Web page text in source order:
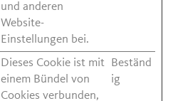
und anderen
Website-
Einstellungen bei.
Dieses Cookie ist mit
einem Bündel von
Cookies verbunden,
Beständ
ig